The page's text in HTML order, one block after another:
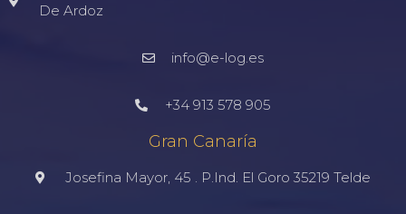
De Ardoz
info@e-log.es
+34 913 578 905
Gran Canaría
Josefina Mayor, 45 . P.Ind. El Goro 35219 Telde